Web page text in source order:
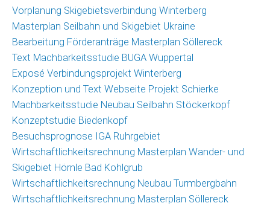
Vorplanung Skigebietsverbindung Winterberg
Masterplan Seilbahn und Skigebiet Ukraine
Bearbeitung Förderanträge Masterplan Söllereck
Text Machbarkeitsstudie BUGA Wuppertal
Exposé Verbindungsprojekt Winterberg
Konzeption und Text Webseite Projekt Schierke
Machbarkeitsstudie Neubau Seilbahn Stöckerkopf
Konzeptstudie Biedenkopf
Besuchsprognose IGA Ruhrgebiet
Wirtschaftlichkeitsrechnung Masterplan Wander- und
Skigebiet Hörnle Bad Kohlgrub
Wirtschaftlichkeitsrechnung Neubau Turmbergbahn
Wirtschaftlichkeitsrechnung Masterplan Söllereck